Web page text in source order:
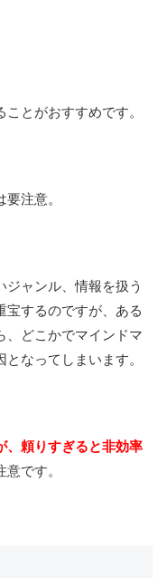
とがおすすめです。
注意。
ジャンル、情報を扱う
宝するのですが、ある
、どこかでマインドマ
なってしまいます。
、頼りすぎると非効率
です。